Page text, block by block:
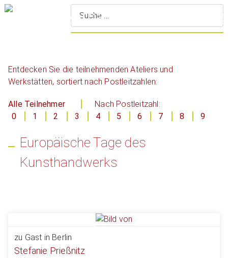
Entdecken Sie die teilnehmenden Ateliers und
Werkstätten, sortiert nach Postleitzahlen:
Alle Teilnehmer
Nach Postleitzahl:
0
1 2 3 4 5 6 7 8 9
Europäische Tage des
Kunsthandwerks
zu Gast in Berlin
Stefanie Prießnitz